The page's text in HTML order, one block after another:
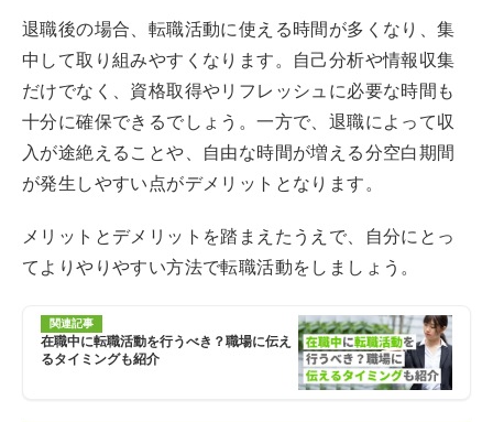
退職後の場合、転職活動に使える時間が多くなり、集
中して取り組みやすくなります。自己分析や情報収集
だけでなく、資格取得やリフレッシュに必要な時間も
十分に確保できるでしょう。一方で、退職によって収
入が途絶えることや、自由な時間が増える分空白期間
が発生しやすい点がデメリットとなります。
メリットとデメリットを踏まえたうえで、自分にとっ
てよりやりやすい方法で転職活動をしましょう。
関連記事
在職中に転職活動を行うべき？職場に伝え
るタイミングも紹介